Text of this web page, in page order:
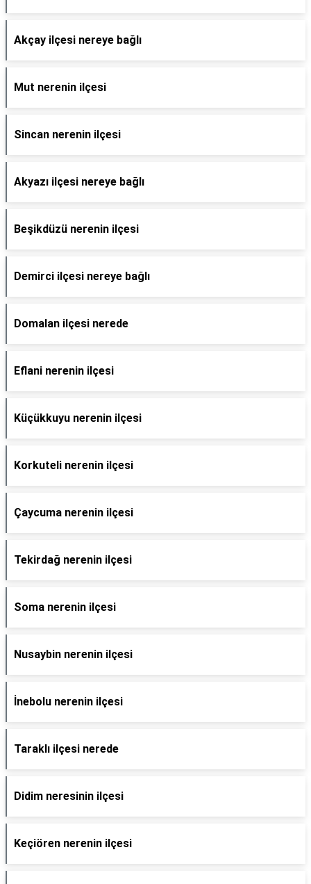
Akçay ilçesi nereye bağlı
Mut nerenin ilçesi
Sincan nerenin ilçesi
Akyazı ilçesi nereye bağlı
Beşikdüzü nerenin ilçesi
Demirci ilçesi nereye bağlı
Domalan ilçesi nerede
Eflani nerenin ilçesi
Küçükkuyu nerenin ilçesi
Korkuteli nerenin ilçesi
Çaycuma nerenin ilçesi
Tekirdağ nerenin ilçesi
Soma nerenin ilçesi
Nusaybin nerenin ilçesi
İnebolu nerenin ilçesi
Taraklı ilçesi nerede
Didim neresinin ilçesi
Keçiören nerenin ilçesi